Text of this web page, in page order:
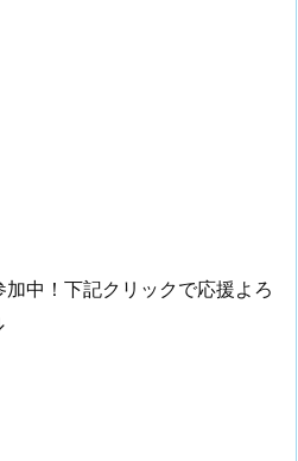
中！下記クリックで応援よろ